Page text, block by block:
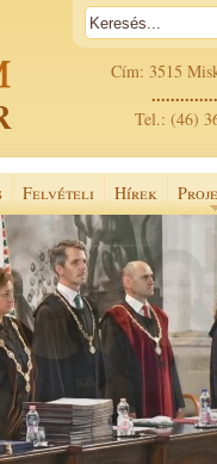
Cím: 3515
Tel.: (46)
Felvételi Hírek